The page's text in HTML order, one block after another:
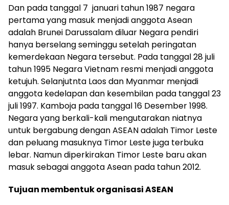
Dan pada tanggal 7 januari tahun 1987 negara
pertama yang masuk menjadi anggota Asean
adalah Brunei Darussalam diluar Negara pendiri
hanya berselang seminggu setelah peringatan
kemerdekaan Negara tersebut. Pada tanggal 28 juli
tahun 1995 Negara Vietnam resmi menjadi anggota
ketujuh. Selanjutnta Laos dan Myanmar menjadi
anggota kedelapan dan kesembilan pada tanggal 23
juli 1997. Kamboja pada tanggal 16 Desember 1998.
Negara yang berkali-kali mengutarakan niatnya
untuk bergabung dengan ASEAN adalah Timor Leste
dan peluang masuknya Timor Leste juga terbuka
lebar. Namun diperkirakan Timor Leste baru akan
masuk sebagai anggota Asean pada tahun 2012.
Tujuan membentuk organisasi ASEAN